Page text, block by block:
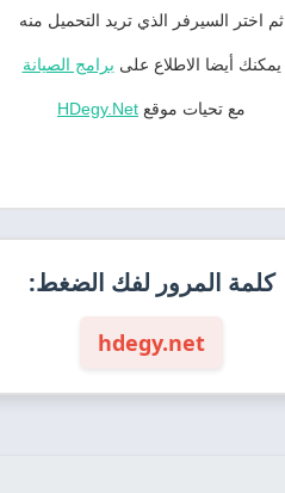
ثم اختر السيرفر الذي تريد التحميل منه
يمكنك أيضا الاطلاع على برامج الصيانة
مع تحيات موقع HDegy.Net
كلمة المرور لفك الضغط:
hdegy.net